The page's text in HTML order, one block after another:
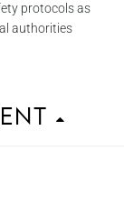
protocols as
authorities